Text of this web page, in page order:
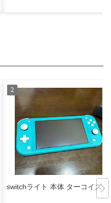
switchライト 本体 ターコイズ